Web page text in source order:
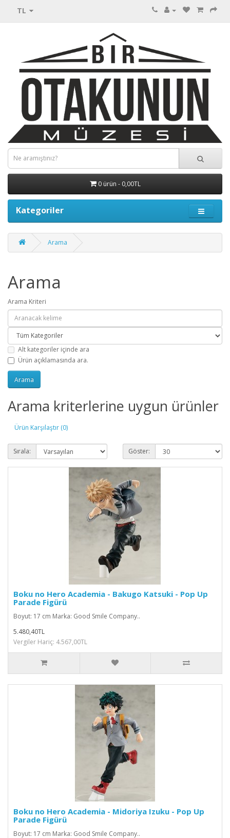
TL
0 ürün - 0,00TL
Kategoriler
Arama
Arama
Arama Kriteri
Alt kategoriler içinde ara
Ürün açıklamasında ara.
Arama kriterlerine uygun ürünler
Ürün Karşılaştır (0)
Sırala: Göster:
Boku no Hero Academia - Bakugo Katsuki - Pop Up
Parade Figürü
Boyut: 17 cm Marka: Good Smile Company..
5.480,40TL
Vergiler Hariç: 4.567,00TL
Boku no Hero Academia - Midoriya Izuku - Pop Up
Parade Figürü
Boyut: 17 cm Marka: Good Smile Company..